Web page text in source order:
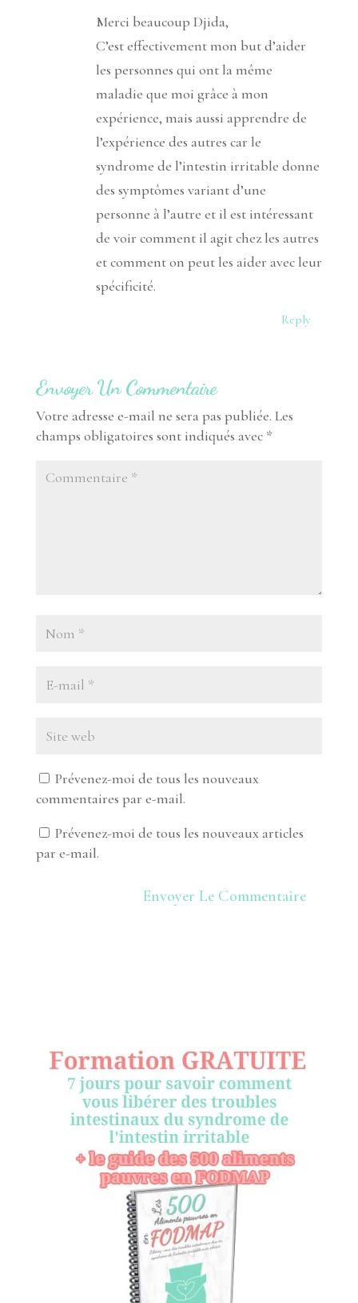
Merci beaucoup Djida,
C’est effectivement mon but d’aider
les personnes qui ont la même
maladie que moi grâce à mon
expérience, mais aussi apprendre de
l’expérience des autres car le
syndrome de l’intestin irritable donne
des symptômes variant d’une
personne à l’autre et il est intéressant
de voir comment il agit chez les autres
et comment on peut les aider avec leur
spécificité.
Reply
Envoyer Un Commentaire
Votre adresse e-mail ne sera pas publiée. Les
champs obligatoires sont indiqués avec *
Prévenez-moi de tous les nouveaux
commentaires par e-mail.
Prévenez-moi de tous les nouveaux articles
par e-mail.